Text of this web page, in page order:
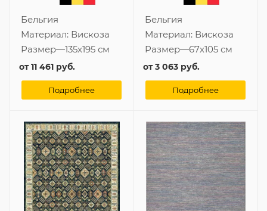
Бельгия
Материал: Вискоза
Размер—135x195 см
от11 461 руб.
Подробнее
Бельгия
Материал: Вискоза
Размер—67x105 см
от3 063 руб.
Подробнее